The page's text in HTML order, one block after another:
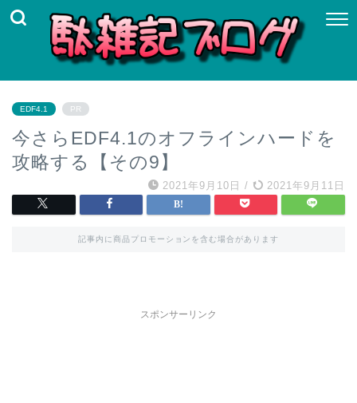
EDF4.1 PR
今さらEDF4.1のオフラインハードを
攻略する【その9】
2021年9月10日 / 2021年9月11日
記事内に商品プロモーションを含む場合があります
スポンサーリンク